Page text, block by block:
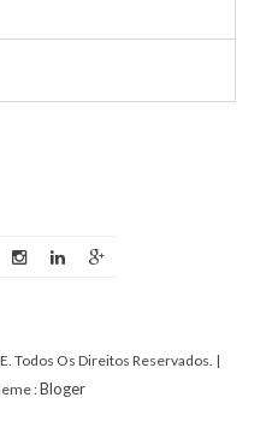
Todos Os Direitos Reservados. |
:Bloger